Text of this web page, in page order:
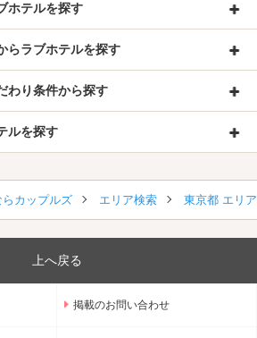
ホテルを探す
らラブホテルを探す
わり条件から探す
ルを探す
カップルズ エリア検索 東京都 エリ
上へ戻る
掲載のお問い合わせ